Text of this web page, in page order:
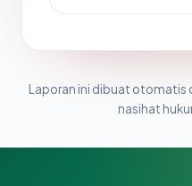
Laporan ini dibuat otomatis
nasihat